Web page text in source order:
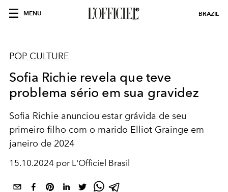
MENU BRAZIL
POP CULTURE
Sofia Richie revela que teve
problema sério em sua gravidez
Sofia Richie anunciou estar grávida de seu
primeiro filho com o marido Elliot Grainge em
janeiro de 2024
15.10.2024 por L'Officiel Brasil